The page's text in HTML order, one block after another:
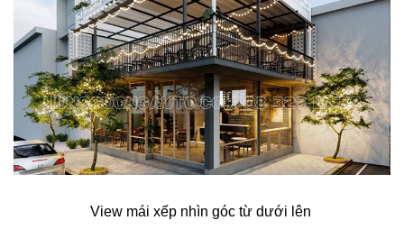
View mái xếp nhìn góc từ dưới lên